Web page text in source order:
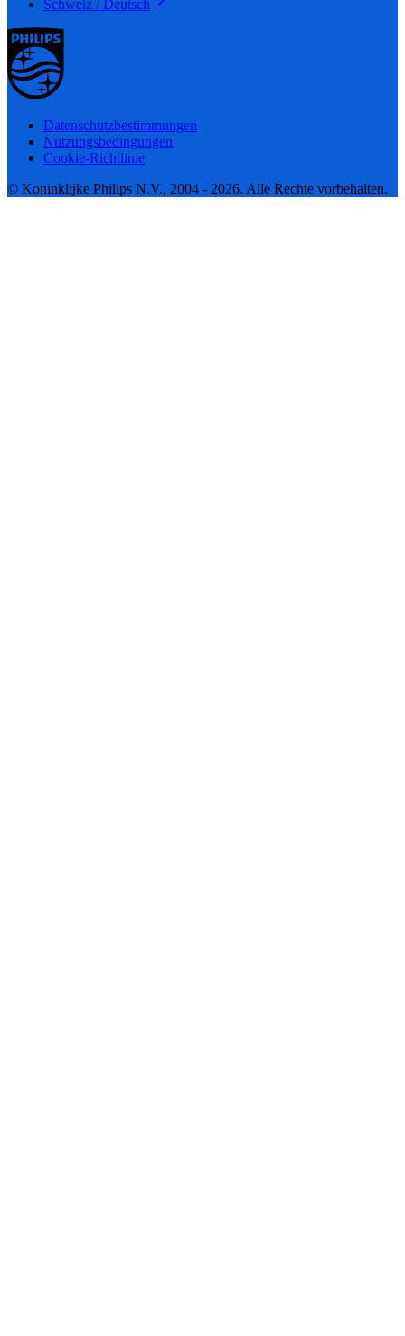
Schweiz / Deutsch
Datenschutzbestimmungen
Nutzungsbedingungen
Cookie-Richtlinie
© Koninklijke Philips N.V., 2004 - 2026. Alle Rechte vorbehalten.